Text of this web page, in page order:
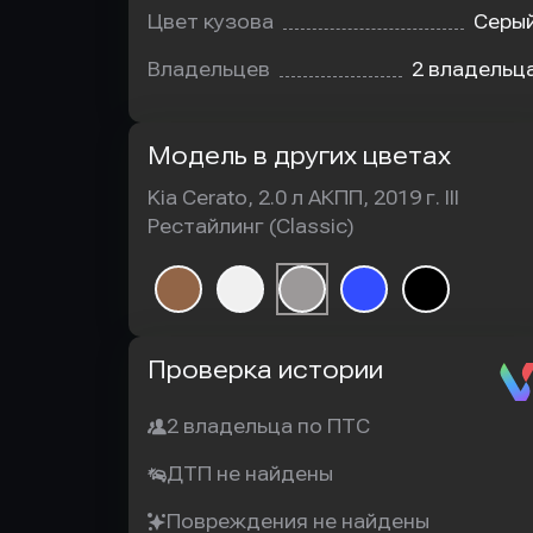
Цвет кузова
Владельцев 2
Модель в других цветах
Kia Cerato, 2.0 л АКПП, 2019 г. III
Рестайлинг (Classic)
Проверка истории
2 владельца по ПТС
ДТП не найдены
Повреждения не найдены